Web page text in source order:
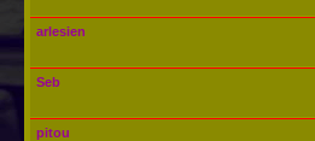
arlesien
Seb
pitou